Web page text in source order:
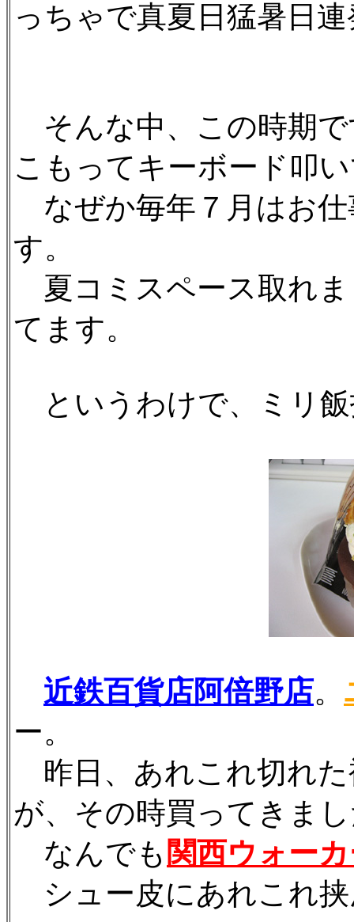
っちゃで真夏日猛暑日
そんな中、この時期
こもってキーボード叩
なぜか毎年７月はお
す。
夏コミスペース取れ
てます。
というわけで、ミリ
近鉄百貨店阿倍野店。
ー。
昨日、あれこれ切れ
が、その時買ってきま
なんでも 関西ウォー
シュー皮にあれこれ